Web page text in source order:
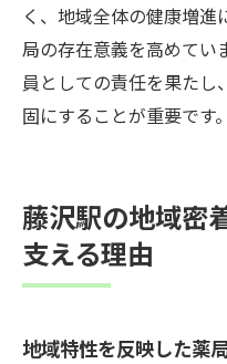
く、地域全体の健康増
局の存在意義を高めてい
員としての責任を果たし
固にすることが重要です。
藤沢駅の地域密
支える理由
地域特性を反映した薬